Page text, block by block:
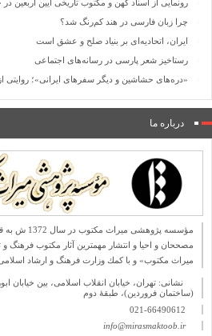
رونمایی از اسناد کهن و مکتوب تاریخی آیین اربعین
چرا زبان فارسی در هند کم‌رنگ شد؟
ایران، اتحادیه‌ای بر بنیاد صلح و عشق است
رستاخیز شعر پارسی در رسانه‌های اجتماعی
«دره‌های حشاشین و دیگر سفرهای ایرانی»؛ روایتی
درباره ما
مؤسسه
مصححان و احیا و انتشار مهمترین آثار مكتوب فرهنگ و
میراث مكتوب» و با كمك وزارت فرهنگ و ارشاد
(ساختمان فروردین)، طبقۀ دوم
021-66490612
info@mirasmaktoob.ir